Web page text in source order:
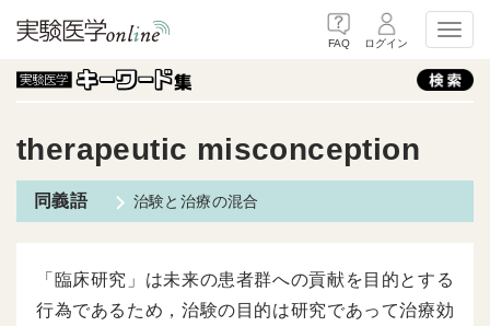
FAQ ログイン
therapeutic misconception
治験と治療の混合
「臨床研究」は未来の患者群への貢献を目的とする
行為であるため，治験の目的は研究であって治療効